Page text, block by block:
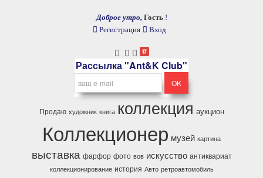
Доброе утро, Гость !
Регистрация
Вход
Рассылка "Ant&K Club"
Продаю художник книга коллекция аукцион
Коллекционер музей картина
выставка фарфор фото вов искусство антиквариат
коллекционирование история Авто ретроавтомобиль